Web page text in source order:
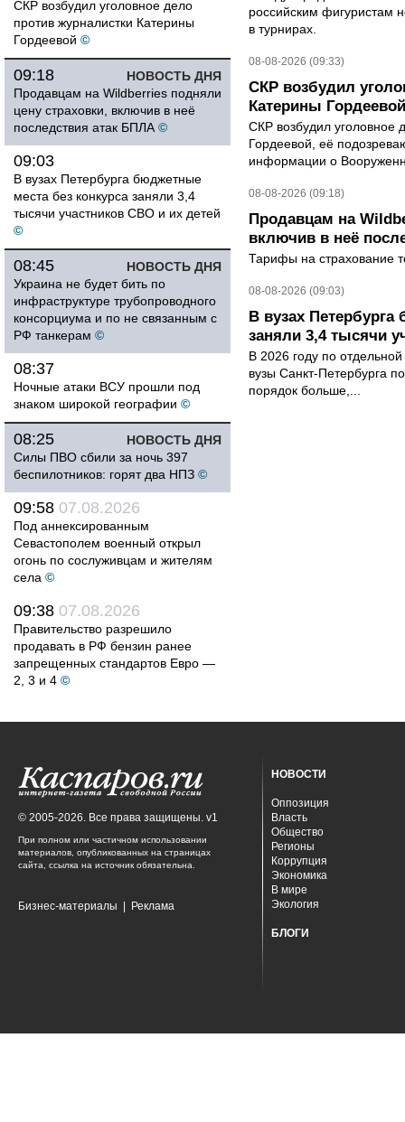
СКР возбудил уголовное дело
против журналистки Катерины
Гордеевой ©
НОВОСТЬ ДНЯ
09:18
Продавцам на Wildberries подняли
цену страховки, включив в неё
последствия атак БПЛА ©
09:03
В вузах Петербурга бюджетные
места без конкурса заняли 3,4
тысячи участников СВО и их детей
©
НОВОСТЬ ДНЯ
08:45
Украина не будет бить по
инфраструктуре трубопроводного
консорциума и по не связанным с
РФ танкерам ©
08:37
Ночные атаки ВСУ прошли под
знаком широкой географии ©
НОВОСТЬ ДНЯ
08:25
Силы ПВО сбили за ночь 397
беспилотников: горят два НПЗ ©
09:58 07.08.2026
Под аннексированным
Севастополем военный открыл
огонь по сослуживцам и жителям
села ©
09:38 07.08.2026
Правительство разрешило
продавать в РФ бензин ранее
запрещенных стандартов Евро —
2, 3 и 4 ©
российским фигуристам
в турнирах.
08-08-2026 (09:33)
СКР возбудил
Катерины Гордеевой
СКР возбудил уголовное
Гордеевой, её
информации о
08-08-2026 (09:18)
Продавцам на
включив в неё
Тарифы на страхование
08-08-2026 (09:03)
В вузах
заняли 3,4 тысячи
В 2026 году по
вузы Санкт-Петербурга
порядок больше,...
© 2005-2026. Все права защищены. v1
При полном или частичном использовании
материалов, опубликованных на страницах
сайта, ссылка на источник обязательна.
Бизнес-материалы Реклама
НОВОСТИ
Оппозиция
Власть
Общество
Регионы
Коррупция
Экономика
В мире
Экология
БЛОГИ